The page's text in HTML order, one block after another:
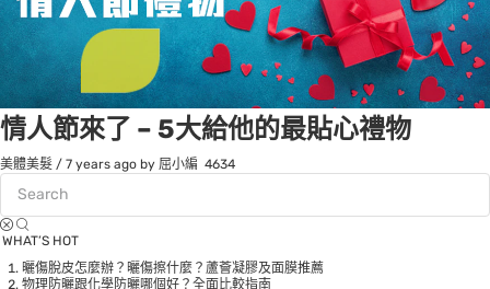
情人節來了 – 5大給他的最貼心禮物
美體美髮 / 7 years ago by 屈小編 4634
WHAT’S HOT
曬傷脫皮怎麼辦？曬傷擦什麼？蘆薈凝膠及面膜推薦
物理防曬跟化學防曬哪個好？全面比較指南